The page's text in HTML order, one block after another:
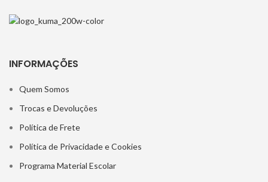
INFORMAÇÕES
Quem Somos
Trocas e Devoluções
Política de Frete
Política de Privacidade e Cookies
Programa Material Escolar